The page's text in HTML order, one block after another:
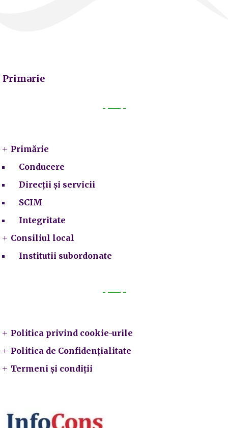
Primarie
Primărie
Conducere
Direcții și servicii
SCIM
Integritate
Consiliul local
Institutii subordonate
Politica privind cookie-urile
Politica de Confidențialitate
Termeni și condiții